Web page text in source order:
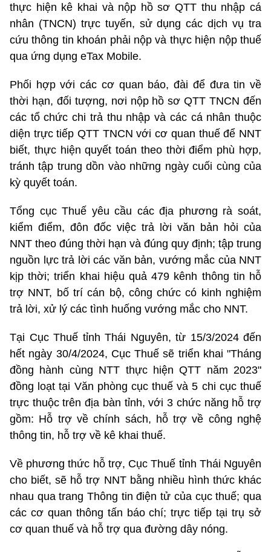
thực hiện kê khai và nộp hồ sơ QTT thu nhập cá
nhân (TNCN) trực tuyến, sử dụng các dịch vụ tra
cứu thông tin khoán phải nộp và thực hiện nộp thuế
qua ứng dụng eTax Mobile.
Phối hợp với các cơ quan báo, đài để đưa tin về
thời hạn, đối tượng, nơi nộp hồ sơ QTT TNCN đến
các tổ chức chi trả thu nhập và các cá nhân thuộc
diện trực tiếp QTT TNCN với cơ quan thuế để NNT
biết, thực hiện quyết toán theo thời điểm phù hợp,
tránh tập trung dồn vào những ngày cuối cùng của
kỳ quyết toán.
Tổng cục Thuế yêu cầu các địa phương rà soát,
kiểm điểm, đôn đốc việc trả lời văn bản hỏi của
NNT theo đúng thời hạn và đúng quy định; tập trung
nguồn lực trả lời các văn bản, vướng mắc của NNT
kịp thời; triển khai hiệu quả 479 kênh thông tin hỗ
trợ NNT, bố trí cán bộ, công chức có kinh nghiệm
trả lời, xử lý các tình huống vướng mắc cho NNT.
Tại Cục Thuế tỉnh Thái Nguyên, từ 15/3/2024 đến
hết ngày 30/4/2024, Cục Thuế sẽ triển khai "Tháng
đồng hành cùng NTT thực hiện QTT năm 2023"
đồng loạt tại Văn phòng cục thuế và 5 chi cục thuế
trực thuộc trên địa bàn tỉnh, với 3 chức năng hỗ trợ
gồm: Hỗ trợ về chính sách, hỗ trợ về công nghệ
thông tin, hỗ trợ về kê khai thuế.
Về phương thức hỗ trợ, Cục Thuế tỉnh Thái Nguyên
cho biết, sẽ hỗ trợ NNT bằng nhiều hình thức khác
nhau qua trang Thông tin điện tử của cục thuế; qua
các cơ quan thông tấn báo chí; trực tiếp tại trụ sở
cơ quan thuế và hỗ trợ qua đường dây nóng.